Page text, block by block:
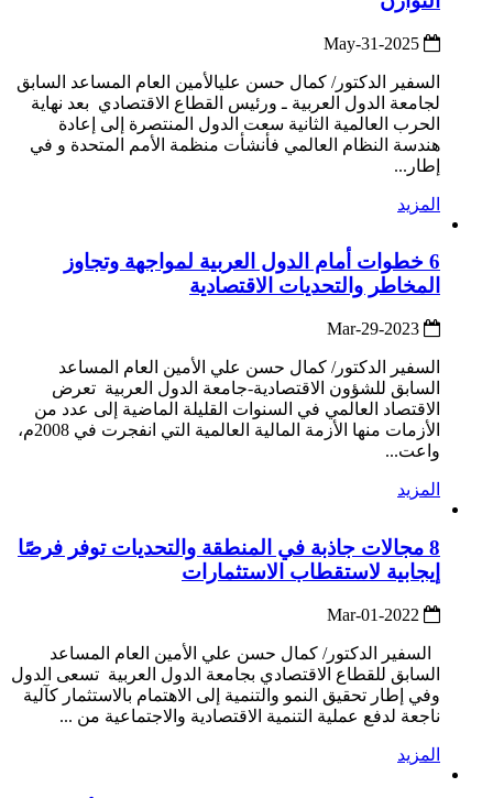
السفير الدكتور/ كمال حسن عليالأمين العام المساعد السابق
لجامعة الدول العربية ـ ورئيس القطاع الاقتصادي بعد نهاية
الحرب العالمية الثانية سعت الدول المنتصرة إلى إعادة
هندسة النظام العالمي فأنشأت منظمة الأمم المتحدة و في
إطار...
المزيد
6 خطوات أمام الدول العربية لمواجهة وتجاوز
المخاطر والتحديات الاقتصادية
السفير الدكتور/ كمال حسن علي الأمين العام المساعد
السابق للشؤون الاقتصادية-جامعة الدول العربية تعرض
الاقتصاد العالمي في السنوات القليلة الماضية إلى عدد من
الأزمات منها الأزمة المالية العالمية التي انفجرت في 2008م،
واعت...
المزيد
8 مجالات جاذبة في المنطقة والتحديات توفر فرصًا
إيجابية لاستقطاب الاستثمارات
السفير الدكتور/ كمال حسن علي الأمين العام المساعد
السابق للقطاع الاقتصادي بجامعة الدول العربية تسعى الدول
وفي إطار تحقيق النمو والتنمية إلى الاهتمام بالاستثمار كآلية
ناجعة لدفع عملية التنمية الاقتصادية والاجتماعية من ...
المزيد